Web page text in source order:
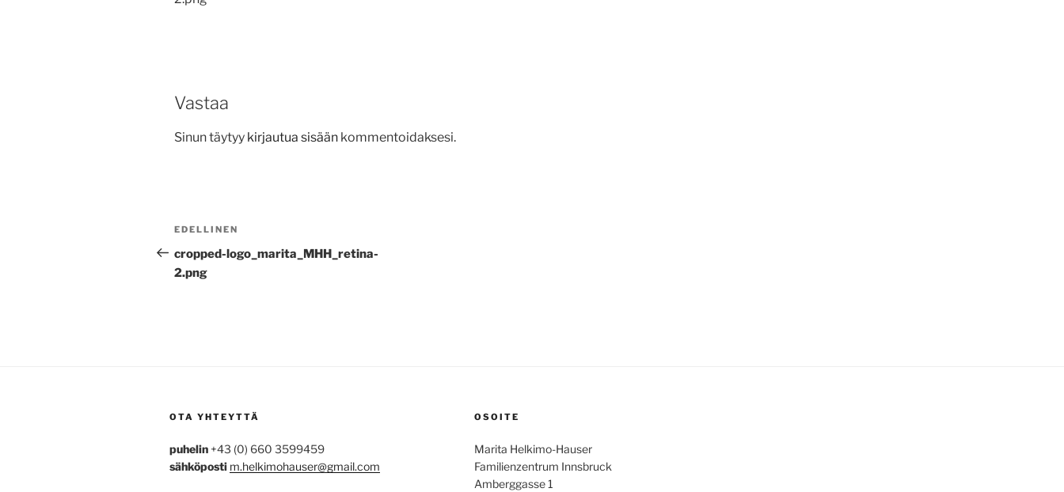
Vastaa
Sinun täytyy kirjautua sisään kommentoidaksesi.
Artikkelien
selaus
Edellinen
artikkeli
EDELLINEN
cropped-logo_marita_MHH_retina-
2.png
OTA YHTEYTTÄ
puhelin +43 (0) 660 3599459
sähköposti m.helkimohauser@gmail.com
OSOITE
Marita Helkimo-Hauser
Familienzentrum Innsbruck
Amberggasse 1